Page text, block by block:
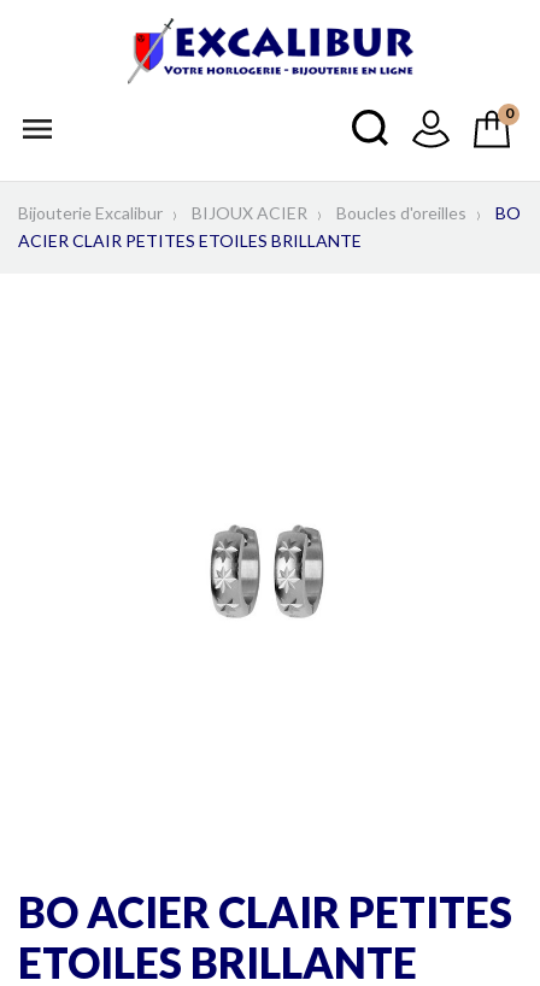
 0
Bijouterie Excalibur BIJOUX ACIER Boucles d'oreilles
BO
ACIER CLAIR PETITES ETOILES BRILLANTE
BO ACIER CLAIR PETITES
ETOILES BRILLANTE